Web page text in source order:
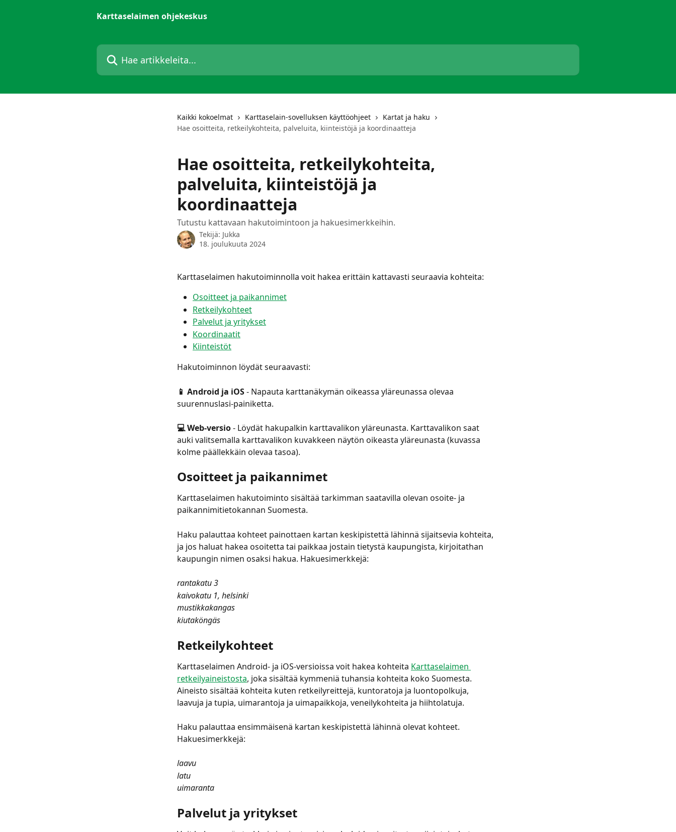
Karttaselaimen ohjekeskus
Hae artikkeleita...
Kaikki kokoelmat Karttaselain-sovelluksen käyttöohjeet
Kartat ja haku
Hae osoitteita, retkeilykohteita, palveluita, kiinteistöjä ja koordinaatteja
Hae osoitteita, retkeilykohteita,
palveluita, kiinteistöjä ja
koordinaatteja
Tutustu kattavaan hakutoimintoon ja hakuesimerkkeihin.
Tekijä: Jukka
18. joulukuuta 2024
Karttaselaimen hakutoiminnolla voit hakea erittäin kattavasti seuraavia kohteita:
Osoitteet ja paikannimet
Retkeilykohteet
Palvelut ja yritykset
Koordinaatit
Kiinteistöt
Hakutoiminnon löydät seuraavasti:
📱 Android ja iOS - Napauta karttanäkymän oikeassa yläreunassa olevaa
suurennuslasi-painiketta.
💻 Web-versio - Löydät hakupalkin karttavalikon yläreunasta. Karttavalikon saat
auki valitsemalla karttavalikon kuvakkeen näytön oikeasta yläreunasta (kuvassa
kolme päällekkäin olevaa tasoa).
Osoitteet ja paikannimet
Karttaselaimen hakutoiminto sisältää tarkimman saatavilla olevan osoite- ja
paikannimitietokannan Suomesta.
Haku palauttaa kohteet painottaen kartan keskipistettä lähinnä sijaitsevia kohteita,
ja jos haluat hakea osoitetta tai paikkaa jostain tietystä kaupungista, kirjoitathan
kaupungin nimen osaksi hakua. Hakuesimerkkejä:
rantakatu 3
kaivokatu 1, helsinki
mustikkakangas
kiutaköngäs
Retkeilykohteet
Karttaselaimen Android- ja iOS-versioissa voit hakea kohteita Karttaselaimen
retkeilyaineistosta, joka sisältää kymmeniä tuhansia kohteita koko Suomesta.
Aineisto sisältää kohteita kuten retkeilyreittejä, kuntoratoja ja luontopolkuja,
laavuja ja tupia, uimarantoja ja uimapaikkoja, veneilykohteita ja hiihtolatuja.
Haku palauttaa ensimmäisenä kartan keskipistettä lähinnä olevat kohteet.
Hakuesimerkkejä:
laavu
latu
uimaranta
Palvelut ja yritykset